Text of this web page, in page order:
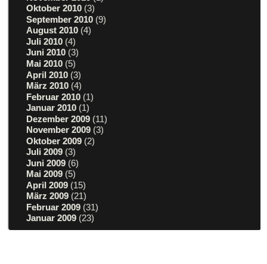
Oktober 2010 (3)
September 2010 (9)
August 2010 (4)
Juli 2010 (4)
Juni 2010 (3)
Mai 2010 (5)
April 2010 (3)
März 2010 (4)
Februar 2010 (1)
Januar 2010 (1)
Dezember 2009 (11)
November 2009 (3)
Oktober 2009 (2)
Juli 2009 (3)
Juni 2009 (6)
Mai 2009 (5)
April 2009 (15)
März 2009 (21)
Februar 2009 (31)
Januar 2009 (23)